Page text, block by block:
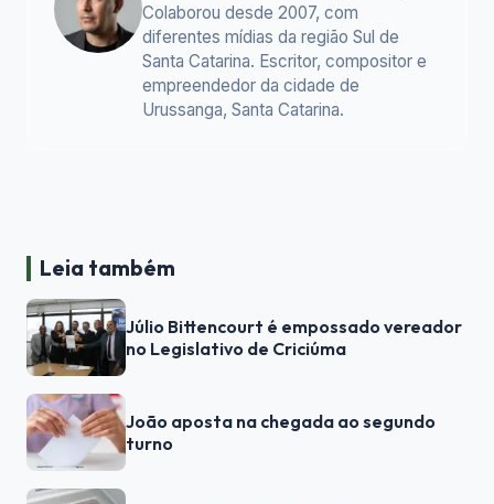
Colaborou desde 2007, com
diferentes mídias da região Sul de
Santa Catarina. Escritor, compositor e
empreendedor da cidade de
Urussanga, Santa Catarina.
Leia também
Júlio Bittencourt é empossado vereador
no Legislativo de Criciúma
João aposta na chegada ao segundo
turno